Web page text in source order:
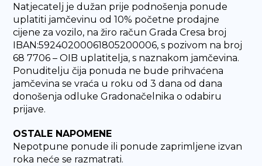
Natjecatelj je dužan prije podnošenja ponude
uplatiti jamčevinu od 10% početne prodajne
cijene za vozilo, na žiro račun Grada Cresa broj
IBAN:59240200061805200006, s pozivom na broj
68 7706 – OIB uplatitelja, s naznakom jamčevina.
Ponuditelju čija ponuda ne bude prihvaćena
jamčevina se vraća u roku od 3 dana od dana
donošenja odluke Gradonačelnika o odabiru
prijave.
OSTALE NAPOMENE
Nepotpune ponude ili ponude zaprimljene izvan
roka neće se razmatrati.